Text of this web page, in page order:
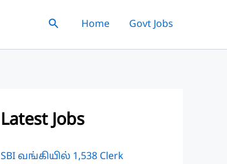
SearchHome Govt Jobs
Latest Jobs
SBI வங்கியில் 1,538 Clerk